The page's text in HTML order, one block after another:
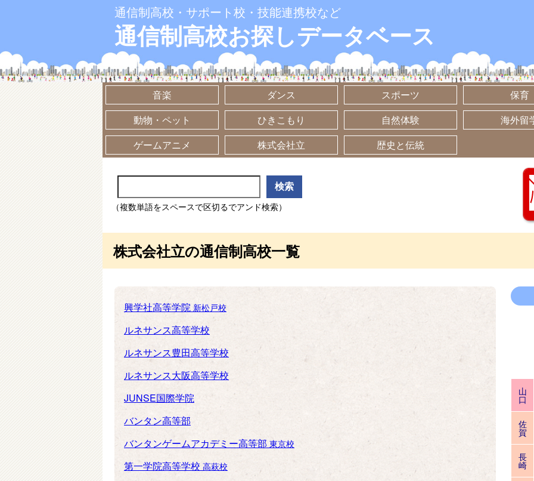
通信制高校・サポート校・技能連携校など
通信制高校お探しデータベース
音楽 ダンス スポーツ
保育
動物・ペット
ひきこもり 自然体験
海外留
ゲームアニメ
株式会社立 歴史と伝統
（複数単語をスペースで区切るでアンド検索）
株式会社立の通信制高校一覧
興学社高等学院 新松戸校
ルネサンス高等学校
ルネサンス豊田高等学校
ルネサンス大阪高等学校
JUNSE国際学院
バンタン高等部
バンタンゲームアカデミー高等部 東京校
第一学院高等学校 高萩校
山
口
佐
賀
長
崎